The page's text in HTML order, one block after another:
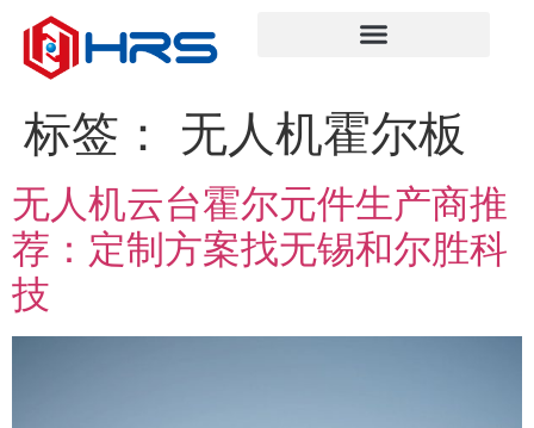
标签： 无人机霍尔板
无人机云台霍尔元件生产商推
荐：定制方案找无锡和尔胜科
技